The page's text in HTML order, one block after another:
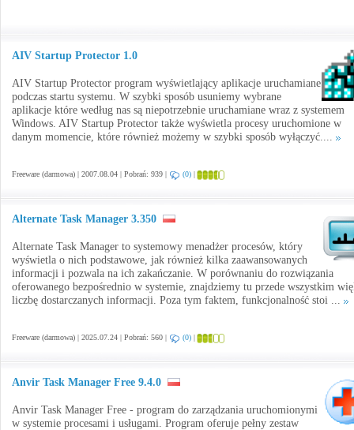
AIV Startup Protector 1.0
AIV Startup Protector program wyświetlający aplikacje uruchamiane
podczas startu systemu. W szybki sposób usuniemy wybrane
aplikacje które według nas są niepotrzebnie uruchamiane wraz z systemem
Windows. AIV Startup Protector także wyświetla procesy uruchomione w
danym momencie, które również możemy w szybki sposób wyłączyć....
Freeware (darmowa) | 2007.08.04 | Pobrań: 939 | (0) |
Alternate Task Manager 3.350
Alternate Task Manager to systemowy menadżer procesów, który
wyświetla o nich podstawowe, jak również kilka zaawansowanych
informacji i pozwala na ich zakańczanie. W porównaniu do rozwiązania
oferowanego bezpośrednio w systemie, znajdziemy tu przede wszystkim
liczbę dostarczanych informacji. Poza tym faktem, funkcjonalność stoi ...
Freeware (darmowa) | 2025.07.24 | Pobrań: 560 | (0) |
Anvir Task Manager Free 9.4.0
Anvir Task Manager Free - program do zarządzania uruchomionymi
w systemie procesami i usługami. Program oferuje pełny zestaw